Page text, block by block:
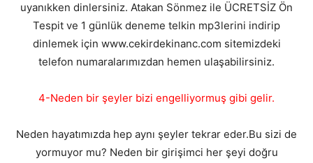
uyanıkken dinlersiniz. Atakan Sönmez ile ÜCRETSİZ Ön
Tespit ve 1 günlük deneme telkin mp3lerini indirip
dinlemek için www.cekirdekinanc.com sitemizdeki
telefon numaralarımızdan hemen ulaşabilirsiniz.
4-Neden bir şeyler bizi engelliyormuş gibi gelir.
Neden hayatımızda hep aynı şeyler tekrar eder.Bu sizi de
yormuyor mu? Neden bir girişimci her şeyi doğru